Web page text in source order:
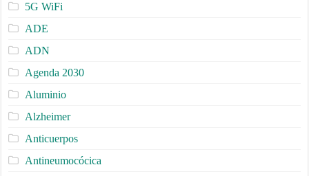
5G WiFi
ADE
ADN
Agenda 2030
Aluminio
Alzheimer
Anticuerpos
Antineumocócica